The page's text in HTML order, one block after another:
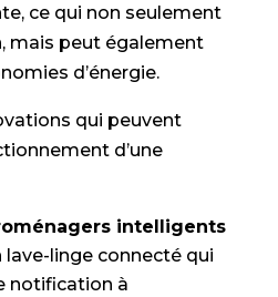
ce qui non seulement
mais peut également
d’énergie.
qui peuvent
d’une
intelligents
linge connecté qui
notification à